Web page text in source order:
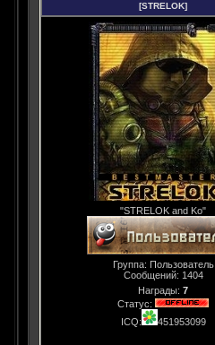
[STRELOK]
"STRELOK and Ko"
Группа: Пользователь
Сообщений: 1404
Награды: 7
Статус:
ICQ:
451953099